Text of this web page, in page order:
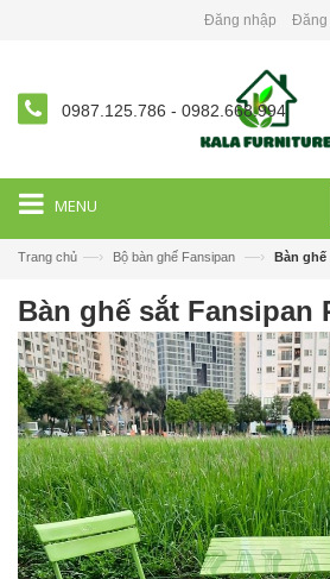
Đăng nhập Đăng
0987.125.786 - 0982.668.994
MENU
Trang chủ —› Bộ bàn ghế Fansipan —› Bàn ghế
Bàn ghế sắt Fansipan